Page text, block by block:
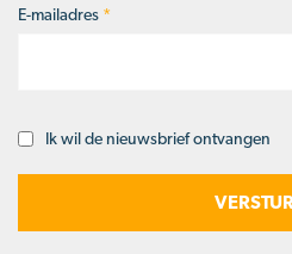
E-mailadres *
Opt-Ik wil de nieuwsbrief ontvangen